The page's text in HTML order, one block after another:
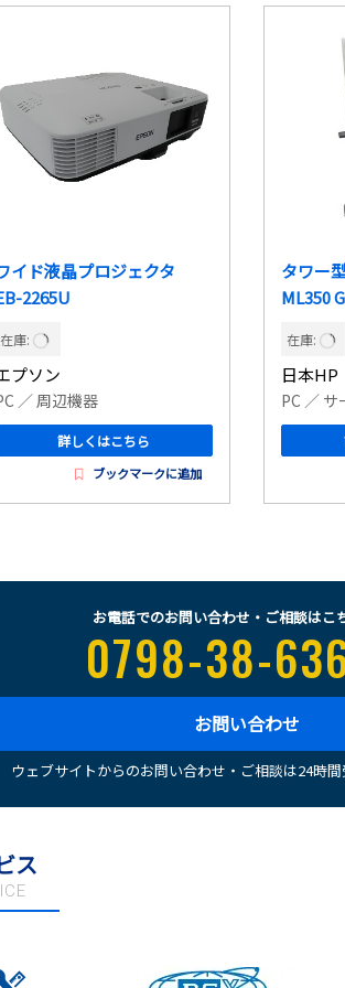
イド液晶プロジェクタ
2265U
在庫:
プソン
／ 周辺機器
詳しくはこちら
ブックマークに追加
タワー
ML350
在庫:
日本HP
PC ／
お電話でのお問い合わせ・ご相談はこ
0798-38-
お問い合わせ
ウェブサイトからのお問い合わせ・ご相談は24時間
ス